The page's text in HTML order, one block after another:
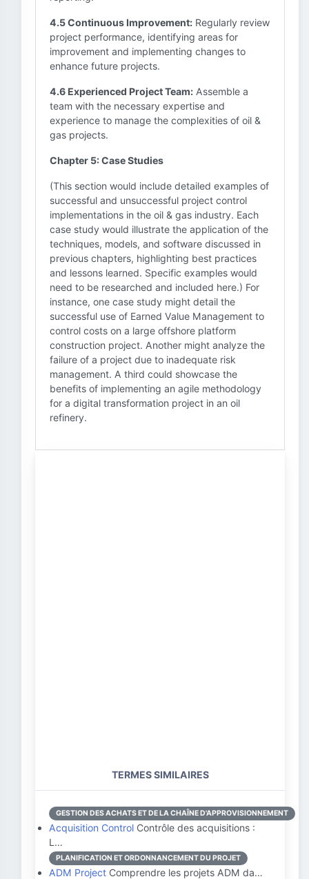
4.5 Continuous Improvement: Regularly review
project performance, identifying areas for
improvement and implementing changes to
enhance future projects.
4.6 Experienced Project Team: Assemble a
team with the necessary expertise and
experience to manage the complexities of oil &
gas projects.
Chapter 5: Case Studies
(This section would include detailed examples of
successful and unsuccessful project control
implementations in the oil & gas industry. Each
case study would illustrate the application of the
techniques, models, and software discussed in
previous chapters, highlighting best practices
and lessons learned. Specific examples would
need to be researched and included here.) For
instance, one case study might detail the
successful use of Earned Value Management to
control costs on a large offshore platform
construction project. Another might analyze the
failure of a project due to inadequate risk
management. A third could showcase the
benefits of implementing an agile methodology
for a digital transformation project in an oil
refinery.
TERMES SIMILAIRES
GESTION DES ACHATS ET DE LA CHAÎNE D'APPROVISIONNEMENT
Acquisition Control Contrôle des acquisitions :
L…
PLANIFICATION ET ORDONNANCEMENT DU PROJET
ADM Project Comprendre les projets ADM da…